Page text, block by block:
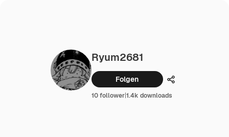
Ryum2681
Folgen Teilen
10 follower|1.4k downloads